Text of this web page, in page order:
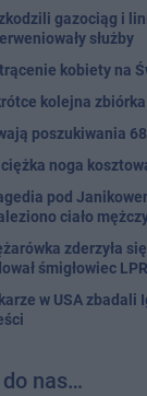
gazociąg i
służby
kobiety na
kolejna
poszukiwania
noga
pod
ciało
zderzyła
śmigłowiec LPR
w USA zbadali
do nas…